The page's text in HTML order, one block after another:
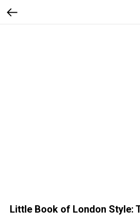
Little Book of London Style: